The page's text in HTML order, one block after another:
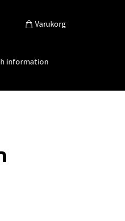
Varukorg
information